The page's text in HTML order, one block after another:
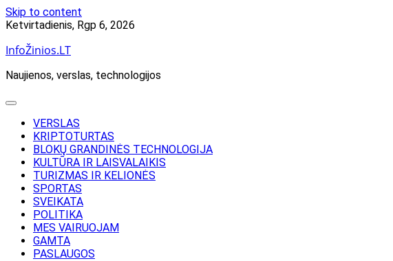
Skip to content
Ketvirtadienis, Rgp 6, 2026
InfoŽinios.LT
Naujienos, verslas, technologijos
VERSLAS
KRIPTOTURTAS
BLOKŲ GRANDINĖS TECHNOLOGIJA
KULTŪRA IR LAISVALAIKIS
TURIZMAS IR KELIONĖS
SPORTAS
SVEIKATA
POLITIKA
MES VAIRUOJAM
GAMTA
PASLAUGOS